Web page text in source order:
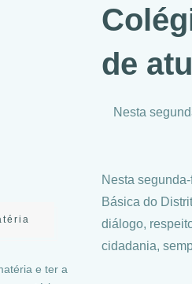
de
Nesta
Nesta
Básica do
diálogo,
cidadania,
e ter a